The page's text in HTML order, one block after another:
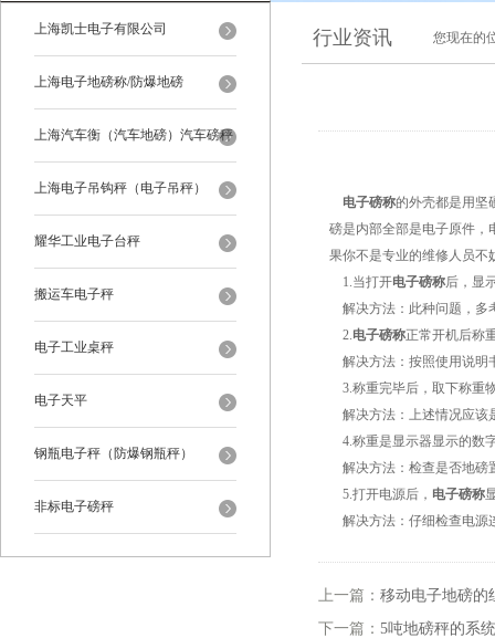
上海凯士电子有限公司
上海电子地磅称/防爆地磅
上海汽车衡（汽车地磅）汽车磅秤
上海电子吊钩秤（电子吊秤）
耀华工业电子台秤
搬运车电子秤
电子工业桌秤
电子天平
钢瓶电子秤（防爆钢瓶秤）
非标电子磅秤
行业资讯 您现在的
电子磅称的外壳都是用坚
磅是内部全部是电子原件，
果你不是专业的维修人员不
1.当打开电子磅称后，显
解决方法：此种问题，多
2.电子磅称正常开机后称
解决方法：按照使用说明
3.称重完毕后，取下称重
解决方法：上述情况应该
4.称重是显示器显示的数
解决方法：检查是否地磅
5.打开电源后， 电子磅称
解决方法：仔细检查电源
上一篇： 移动电子地磅的
下一篇： 5吨地磅秤的系